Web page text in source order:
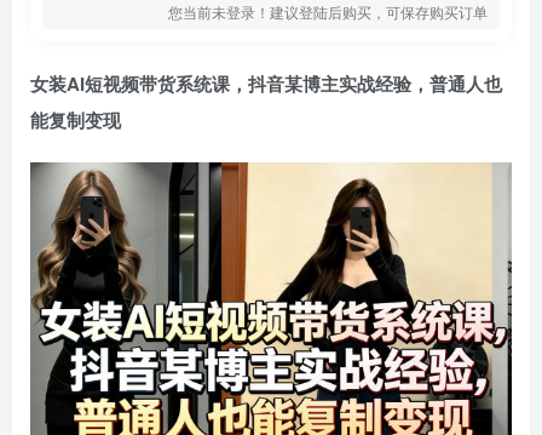
您当前未登录！建议登陆后购买，可保存购买订单
女装AI短视频带货系统课，抖音某博主实战经验，普通人也
能复制变现